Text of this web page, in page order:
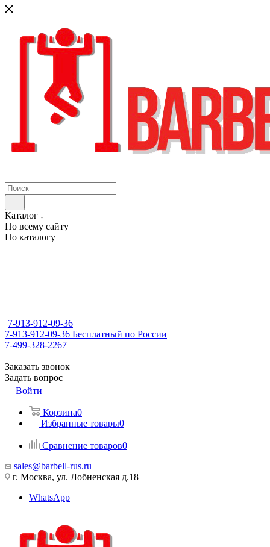
Каталог
По всему сайту
По каталогу
7-913-912-09-36
7-913-912-09-36 Бесплатный по России
7-499-328-2267
Заказать звонок
Задать вопрос
Войти
Корзина0
Избранные товары0
Сравнение товаров0
sales@barbell-rus.ru
г. Москва, ул. Лобненская д.18
WhatsApp